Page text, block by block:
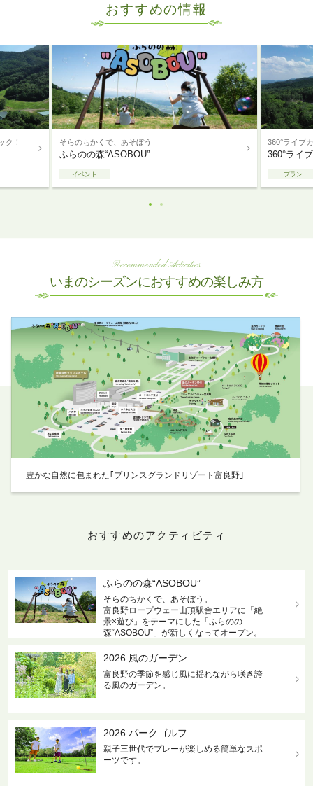
おすすめの情報
ク！ そらのちかくで、あそぼう
ふらのの森“ASOBOU”
イベント
360°ライブ
360°ライ
プラン
Recommended Activities
いまのシーズンにおすすめの楽しみ方
豊かな自然に包まれた｢プリンスグランドリゾート富良野｣
おすすめのアクティビティ
ふらのの森“ASOBOU”
そらのちかくで、あそぼう。
富良野ロープウェー山頂駅舎エリアに「絶
景×遊び」をテーマにした「ふらのの
森“ASOBOU”」が新しくなってオープン。
2026 風のガーデン
富良野の季節を感じ風に揺れながら咲き誇
る風のガーデン。
2026 パークゴルフ
親子三世代でプレーが楽しめる簡単なスポ
ーツです。